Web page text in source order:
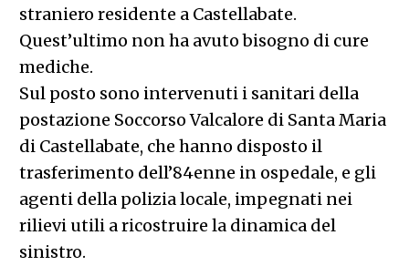
straniero residente a Castellabate.
Quest’ultimo non ha avuto bisogno di cure
mediche.
Sul posto sono intervenuti i sanitari della
postazione Soccorso Valcalore di Santa Maria
di Castellabate, che hanno disposto il
trasferimento dell’84enne in ospedale, e gli
agenti della polizia locale, impegnati nei
rilievi utili a ricostruire la dinamica del
sinistro.